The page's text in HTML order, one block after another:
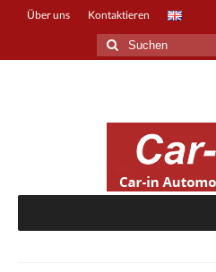
Über uns Kontaktieren
Suche
nach: